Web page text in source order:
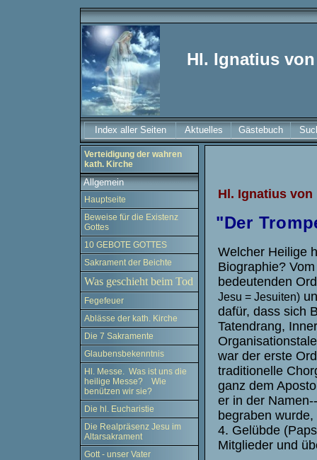
Hl. Ignatius von
Index aller Seiten Aktuelles Gästebuch
Verteidigung der wahren
kath. Kirche
Allgemein
Hauptseite
Beweise für die Existenz
Gottes
10 GEBOTE GOTTES
Sakrament der Beichte
Was geschieht beim Tod
Fegefeuer
Ablässe der kath. Kirche
Die 7 Sakramente
Glaubensbekenntnis
Hl. Messe. Was ist uns die
heilige Messe? Wie
benützen wir sie?
Die hl. Eucharistie
Die Realpräsenz Jesu im
Altarsakrament
Gott - unser Vater
Hl. Ignatius von
"Der
Welcher Heilige
Biographie?
bedeutenden
Jesu = Jesuiten)
dafür, dass sich
Tatendrang,
war der erste
traditionelle
ganz dem
er in der
begraben
4. Gelübde
Mitglieder und